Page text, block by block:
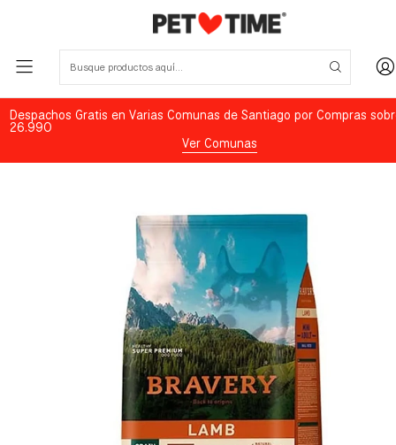
Despachos Gratis en Varias Comunas de Santiago por Compras
26.990
Ver Comunas